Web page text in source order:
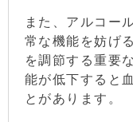
また、アルコー
常な機能を妨げ
を調節する重要
能が低下すると
とがあります。